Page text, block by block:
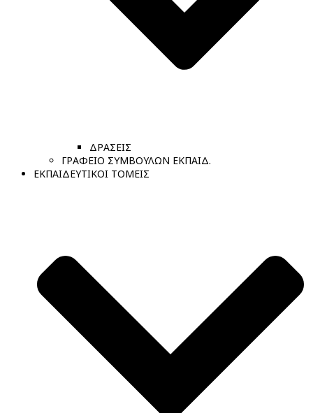
ΔΡΑΣΕΙΣ
ΓΡΑΦΕΙΟ ΣΥΜΒΟΥΛΩΝ ΕΚΠΑΙΔ.
ΕΚΠΑΙΔΕΥΤΙΚΟΙ ΤΟΜΕΙΣ